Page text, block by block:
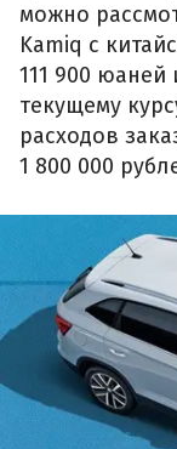
можно
Kamiq с
111 900 юаней
текущему
расходов
1 800 000